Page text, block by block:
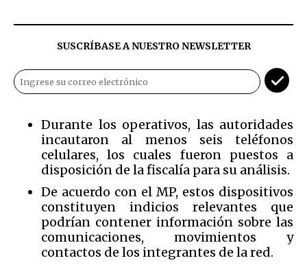
SUSCRÍBASE A NUESTRO NEWSLETTER
Durante los operativos, las autoridades
incautaron al menos seis teléfonos
celulares, los cuales fueron puestos a
disposición de la fiscalía para su análisis.
De acuerdo con el MP, estos dispositivos
constituyen indicios relevantes que
podrían contener información sobre las
comunicaciones, movimientos y
contactos de los integrantes de la red.